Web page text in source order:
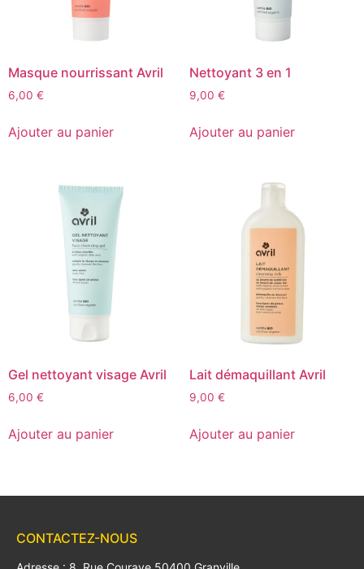
Masque nourrissant Avril
6,00 €
Ajouter au panier
Nettoyant 3 en 1
9,00 €
Ajouter au panier
Gel nettoyant visage Avril
6,00 €
Ajouter au panier
Lait démaquillant Avril
9,00 €
Ajouter au panier
CONTACTEZ-NOUS